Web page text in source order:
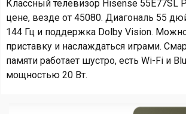
Классный телевизор Hisense 55E77SL
цене, везде от 45080. Диагональ 55
144 Гц и поддержка Dolby Vision.
приставку и наслаждаться играми.
памяти работает шустро, есть Wi-Fi и
мощностью 20 Вт.